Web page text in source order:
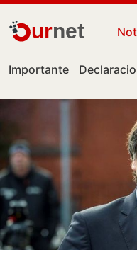
urnet
Importante